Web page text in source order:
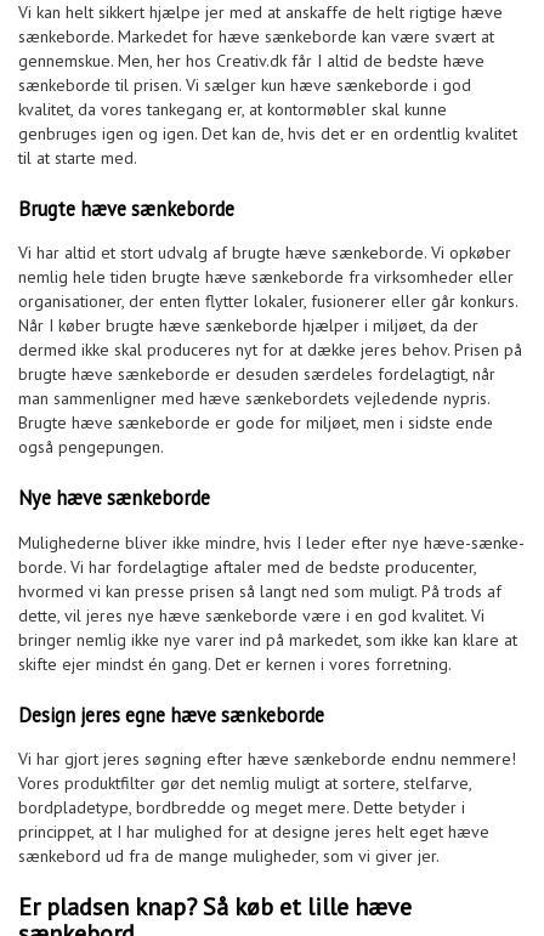
Vi kan helt sikkert hjælpe jer med at anskaffe de helt rigtige hæve
sænkeborde. Markedet for hæve sænkeborde kan være svært at
gennemskue. Men, her hos Creativ.dk får I altid de bedste hæve
sænkeborde til prisen. Vi sælger kun hæve sænkeborde i god
kvalitet, da vores tankegang er, at kontormøbler skal kunne
genbruges igen og igen. Det kan de, hvis det er en ordentlig kvalitet
til at starte med.
Brugte hæve sænkeborde
Vi har altid et stort udvalg af brugte hæve sænkeborde. Vi opkøber
nemlig hele tiden brugte hæve sænkeborde fra virksomheder eller
organisationer, der enten flytter lokaler, fusionerer eller går konkurs.
Når I køber brugte hæve sænkeborde hjælper i miljøet, da der
dermed ikke skal produceres nyt for at dække jeres behov. Prisen på
brugte hæve sænkeborde er desuden særdeles fordelagtigt, når
man sammenligner med hæve sænkebordets vejledende nypris.
Brugte hæve sænkeborde er gode for miljøet, men i sidste ende
også pengepungen.
Nye hæve sænkeborde
Mulighederne bliver ikke mindre, hvis I leder efter nye hæve-sænke-
borde. Vi har fordelagtige aftaler med de bedste producenter,
hvormed vi kan presse prisen så langt ned som muligt. På trods af
dette, vil jeres nye hæve sænkeborde være i en god kvalitet. Vi
bringer nemlig ikke nye varer ind på markedet, som ikke kan klare at
skifte ejer mindst én gang. Det er kernen i vores forretning.
Design jeres egne hæve sænkeborde
Vi har gjort jeres søgning efter hæve sænkeborde endnu nemmere!
Vores produktfilter gør det nemlig muligt at sortere, stelfarve,
bordpladetype, bordbredde og meget mere. Dette betyder i
princippet, at I har mulighed for at designe jeres helt eget hæve
sænkebord ud fra de mange muligheder, som vi giver jer.
Er pladsen knap? Så køb et lille hæve